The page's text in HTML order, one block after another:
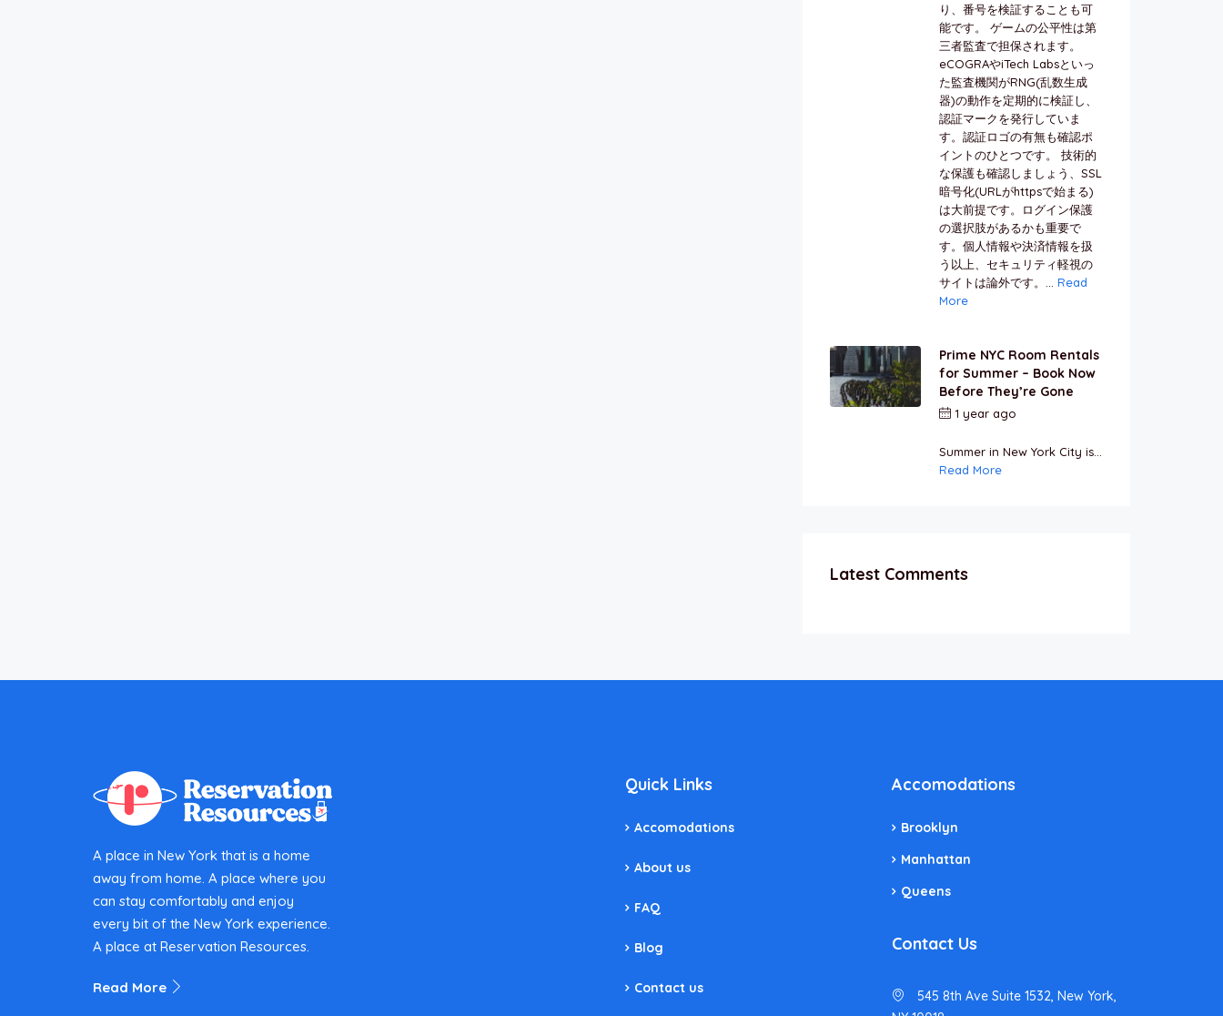
り、番号を検証することも可
能です。 ゲームの公平性は第
三者監査で担保されます。
eCOGRAやiTech Labsといっ
た監査機関がRNG(乱数生成
器)の動作を定期的に検証し、
認証マークを発行していま
す。認証ロゴの有無も確認ポ
イントのひとつです。 技術的
な保護も確認しましょう、SSL
暗号化(URLがhttpsで始まる)
は大前提です。ログイン保護
の選択肢があるかも重要で
す。個人情報や決済情報を扱
う以上、セキュリティ軽視の
サイトは論外です。... Read
More
Prime NYC Room Rentals
for Summer – Book Now
Before They’re Gone
1 year ago
Summer in New York City is...
Read More
Latest Comments
A place in New York that is a home
away from home. A place where you
can stay comfortably and enjoy
every bit of the New York experience.
A place at Reservation Resources.
Read More
Quick Links
Accomodations
About us
FAQ
Blog
Contact us
Accomodations
Brooklyn
Manhattan
Queens
Contact Us
545 8th Ave Suite 1532, New York,